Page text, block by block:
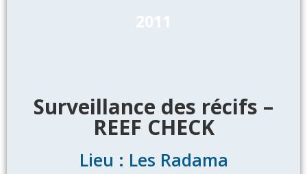
2011
Surveillance des récifs –
REEF CHECK
Lieu : Les Radama